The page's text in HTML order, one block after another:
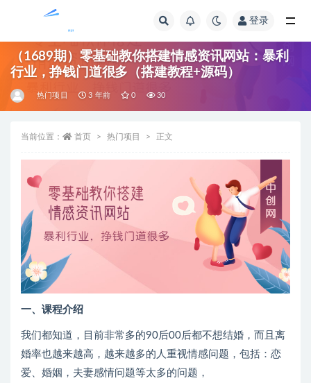
登录
（1689期）零基础教你搭建情感资讯网站：暴利
行业，挣钱门道很多（搭建教程+源码）
热门项目 3 年前 0 30
当前位置： 首页 热门项目 正文
一、课程介绍
我们都知道，目前非常多的90后00后都不想结婚，而且离
婚率也越来越高，越来越多的人重视情感问题，包括：恋
爱、婚姻，夫妻感情问题等太多的问题，